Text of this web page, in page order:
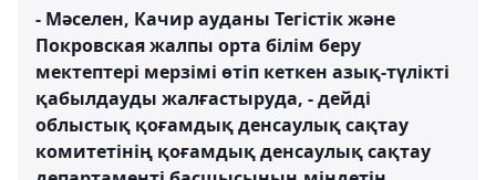
- Мәселен, Качир ауданы Тегістік және
Покровская жалпы орта білім беру
мектептері мерзімі өтіп кеткен азық-түлікті
қабылдауды жалғастыруда, - дейді
облыстық қоғамдық денсаулық сақтау
комитетінің қоғамдық денсаулық сақтау